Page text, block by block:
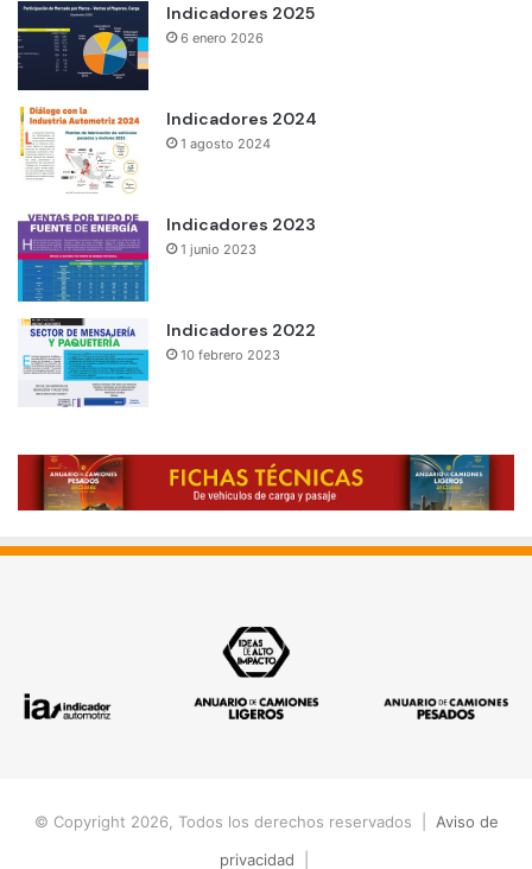
Indicadores 2025
6 enero 2026
Indicadores 2024
1 agosto 2024
Indicadores 2023
1 junio 2023
Indicadores 2022
10 febrero 2023
© Copyright 2026, Todos los derechos reservados | Aviso de
privacidad